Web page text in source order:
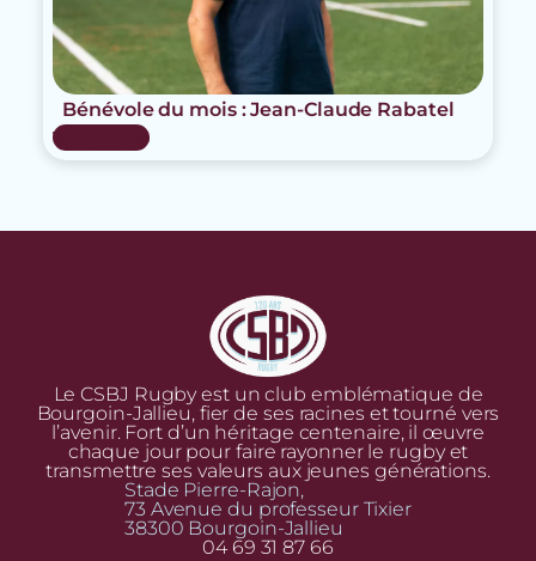
Bénévole du mois : Jean-Claude Rabatel
15 Juil 2026
Le CSBJ Rugby est un club emblématique de
Bourgoin-Jallieu, fier de ses racines et tourné vers
l’avenir. Fort d’un héritage centenaire, il œuvre
chaque jour pour faire rayonner le rugby et
transmettre ses valeurs aux jeunes générations.
Stade Pierre-Rajon,
73 Avenue du professeur Tixier
38300 Bourgoin-Jallieu
04 69 31 87 66